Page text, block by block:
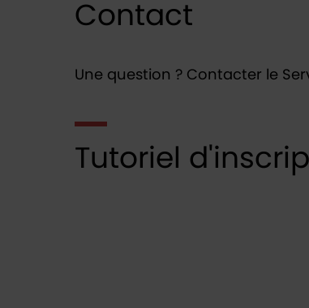
Contact
Une question ? Contacter le
Tutoriel